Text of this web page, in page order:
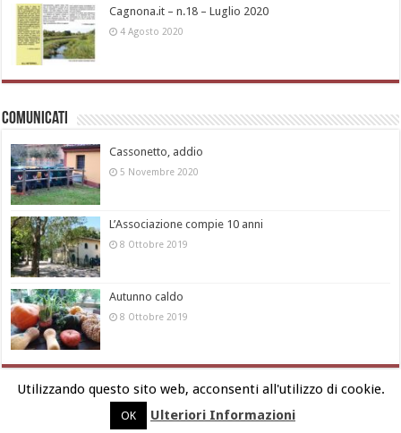
Cagnona.it – n.18 – Luglio 2020
4 Agosto 2020
Comunicati
Cassonetto, addio
5 Novembre 2020
L’Associazione compie 10 anni
8 Ottobre 2019
Autunno caldo
8 Ottobre 2019
Utilizzando questo sito web, acconsenti all'utilizzo di cookie.
OK Ulteriori Informazioni